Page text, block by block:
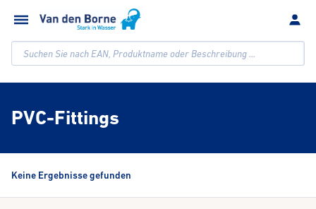
Suchen Sie nach EAN, Produktname oder Beschreibung ...
PVC-Fittings
Keine Ergebnisse gefunden